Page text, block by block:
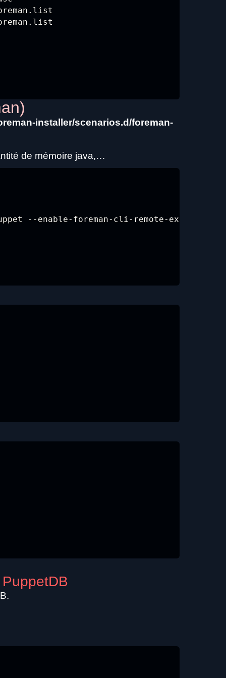
installer/scenarios.d/foreman-
de mémoire java,…